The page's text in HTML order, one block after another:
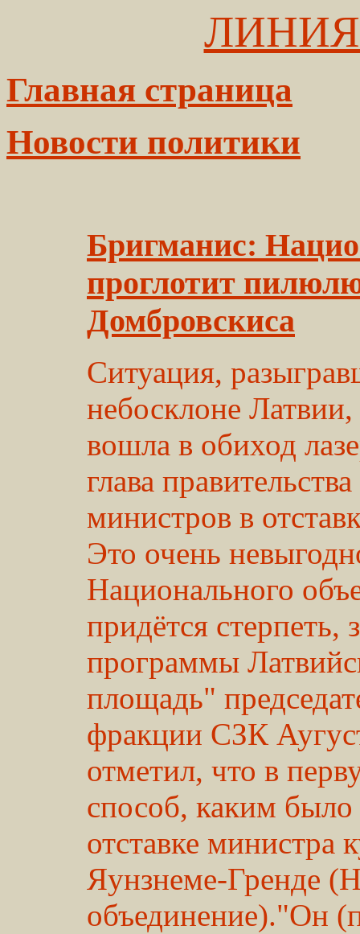
Главная страница
Новости политики
Бригманис:
проглотит
Домбровскиса
Ситуация,
небосклоне
вошла в обиход
глава
министров в
Это очень
Национального
придётся стерпеть,
программы
площадь"
фракции СЗК
отметил, что в
способ, каким
отставке министра
Яунзнеме-Гренде
объединение)."Он